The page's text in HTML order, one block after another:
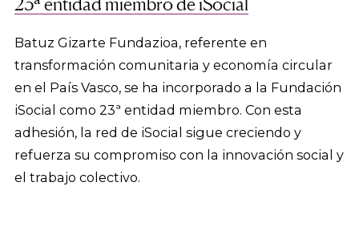
Batuz Gizarte Fundazioa, referente en
transformación comunitaria y economía circular
en el País Vasco, se ha incorporado a la Fundación
iSocial como 23ª entidad miembro. Con esta
adhesión, la red de iSocial sigue creciendo y
refuerza su compromiso con la innovación social y
el trabajo colectivo.